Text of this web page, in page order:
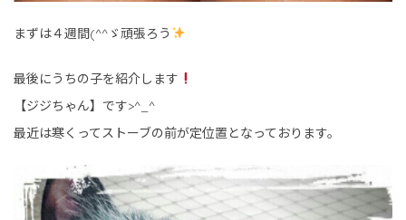
まずは４週間(^^ゞ頑張ろう
最後にうちの子を紹介します
【ジジちゃん】です>^_^
最近は寒くってストーブの前が定位置となっております。